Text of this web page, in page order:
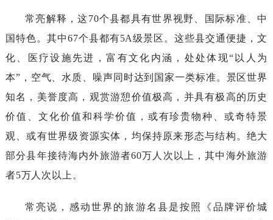
常亮解释，这70个县都具有世界视野、国际标准、中
国特色。其中67个县都有5A级景区。这些县交通便捷，文
化、医疗设施先进，富有文化内涵，处处体现“以人为
本”，空气、水质、噪声同时达到国家一类标准。景区世界
知名，美誉度高，观赏游憩价值极高，并具有极高的历史
价值、文化价值和科学价值，或有珍贵物种、或奇特景
观、或有世界级资源实体，均保持原来形态与结构。绝大
部分县年接待海内外旅游者60万人次以上，其中海外旅游
者5万人次以上。
常亮说，感动世界的旅游名县是按照《品牌评价城